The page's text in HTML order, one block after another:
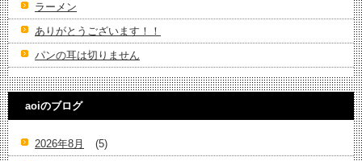
ラーメン
ありがとうございます！！
パンの耳は切りません
aoiのブログ
2026年8月
(5)